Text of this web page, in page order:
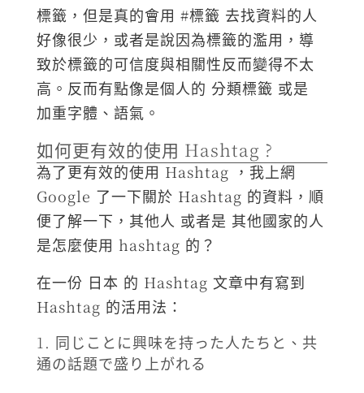
標籤，但是真的會用 #標籤 去找資料的人
好像很少，或者是說因為標籤的濫用，導
致於標籤的可信度與相關性反而變得不太
高。反而有點像是個人的 分類標籤 或是
加重字體、語氣。
如何更有效的使用 Hashtag ?
為了更有效的使用 Hashtag ，我上網
Google 了一下關於 Hashtag 的資料，順
便了解一下，其他人 或者是 其他國家的人
是怎麼使用 hashtag 的？
在一份 日本 的 Hashtag 文章中有寫到
Hashtag 的活用法：
同じことに興味を持った人たちと、共
通の話題で盛り上がれる